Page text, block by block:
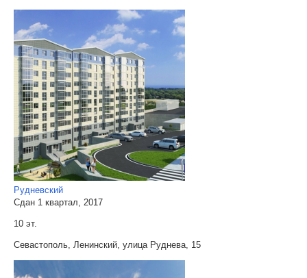
Рудневский
Сдан 1 квартал, 2017
10 эт.
Севастополь, Ленинский, улица Руднева, 15